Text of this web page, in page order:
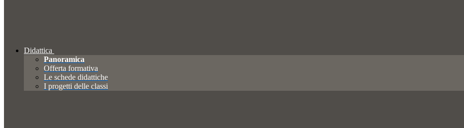
Didattica
Panoramica
Offerta formativa
Le schede didattiche
I progetti delle classi